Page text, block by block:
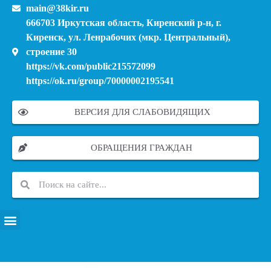
main@38kir.ru
666703 Иркутская область, Киренский р-н, г.
Киренск, ул. Ленрабочих (мкр. Центральный),
строение 30
https://vk.com/public215572099
https://ok.ru/group/70000002195541
ВЕРСИЯ ДЛЯ СЛАБОВИДЯЩИХ
ОБРАЩЕНИЯ ГРАЖДАН